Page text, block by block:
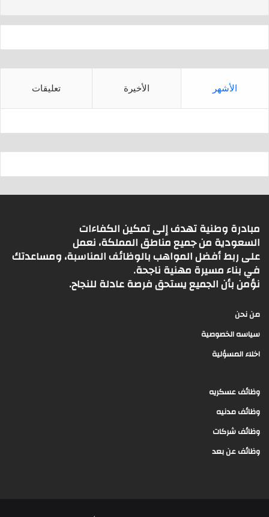
p
الأشهر الأخيرة تعليقات
مبادرة وطنية تهدف إلى تمكين الكفاءات
السعودية من جميع مناطق المملكة، نعمل
على ربط أفضل المواهب بالوظائف المناسبة، ومساعدتك
في بناء مسيرة مهنية ناجحة.
نؤمن بأن الجميع يستحق فرصة عادلة للنجاح.
من نحن
سياسه الخصوصية
اخلاء المسؤلية
وظائف عسكريه
وظائف مدنيه
وظائف شركات
وظائف عن بعد